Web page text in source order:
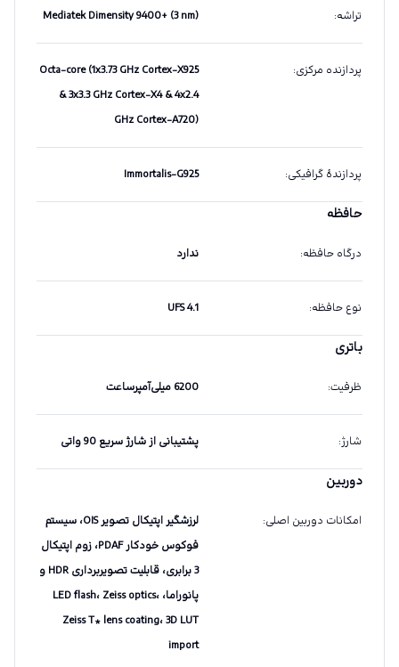
تراشه:
Mediatek Dimensity 9400+ (3 nm)
پردازنده مرکزی:
Octa-core (1x3.73 GHz Cortex-X925
& 3x3.3 GHz Cortex-X4 & 4x2.4
GHz Cortex-A720)
پردازندهٔ گرافیکی:
Immortalis-G925
حافظه
درگاه حافظه: ندارد
نوع حافظه:
UFS 4.1
باتری
ظرفیت: 6200 میلی‌آمپرساعت
شارژ: پشتیبانی از شارژ سریع 90 واتی
دوربین
امکانات دوربین اصلی:
لرزشگیر اپتیکال تصویر OIS، سیستم
فوکوس خودکار PDAF، زوم اپتیکال
3 برابری، قابلیت تصویربرداری HDR و
پانوراما، LED flash، Zeiss optics،
Zeiss T* lens coating، 3D LUT
import